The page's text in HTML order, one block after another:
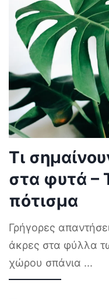
Τι
στα φυτά –
πότισμα
Γρήγορες
άκρες στα φύλλα
χώρου σπάνια ...